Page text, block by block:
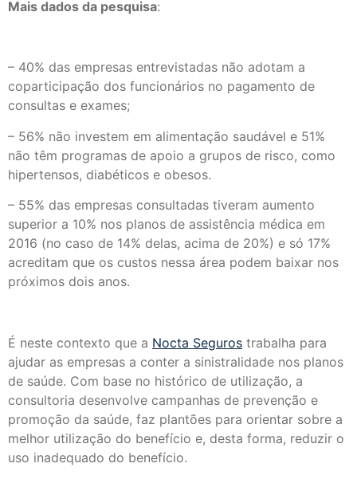
Mais dados da pesquisa:
– 40% das empresas entrevistadas não adotam a
coparticipação dos funcionários no pagamento de
consultas e exames;
– 56% não investem em alimentação saudável e 51%
não têm programas de apoio a grupos de risco, como
hipertensos, diabéticos e obesos.
– 55% das empresas consultadas tiveram aumento
superior a 10% nos planos de assistência médica em
2016 (no caso de 14% delas, acima de 20%) e só 17%
acreditam que os custos nessa área podem baixar nos
próximos dois anos.
É neste contexto que a Nocta Seguros trabalha para
ajudar as empresas a conter a sinistralidade nos planos
de saúde. Com base no histórico de utilização, a
consultoria desenvolve campanhas de prevenção e
promoção da saúde, faz plantões para orientar sobre a
melhor utilização do benefício e, desta forma, reduzir o
uso inadequado do benefício.